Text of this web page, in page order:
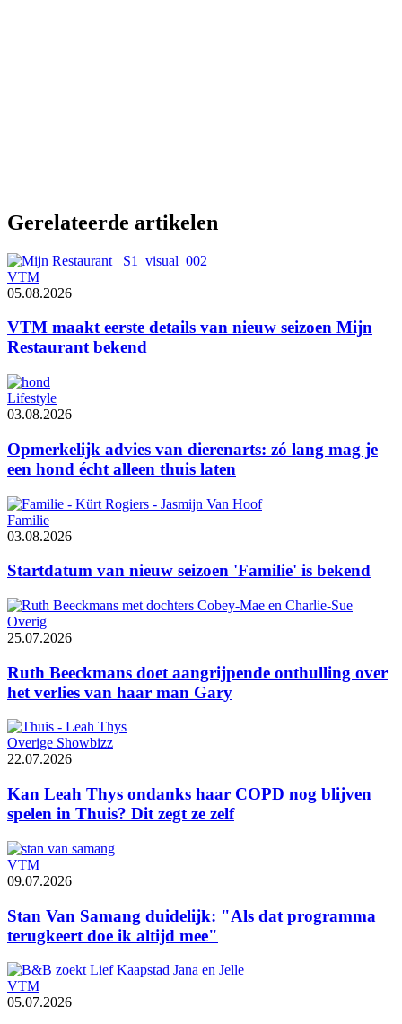
Gerelateerde artikelen
VTM
05.08.2026
VTM maakt eerste details van nieuw seizoen Mijn
Restaurant bekend
Lifestyle
03.08.2026
Opmerkelijk advies van dierenarts: zó lang mag je
een hond écht alleen thuis laten
Familie
03.08.2026
Startdatum van nieuw seizoen 'Familie' is bekend
Overig
25.07.2026
Ruth Beeckmans doet aangrijpende onthulling over
het verlies van haar man Gary
Overige Showbizz
22.07.2026
Kan Leah Thys ondanks haar COPD nog blijven
spelen in Thuis? Dit zegt ze zelf
VTM
09.07.2026
Stan Van Samang duidelijk: "Als dat programma
terugkeert doe ik altijd mee"
VTM
05.07.2026